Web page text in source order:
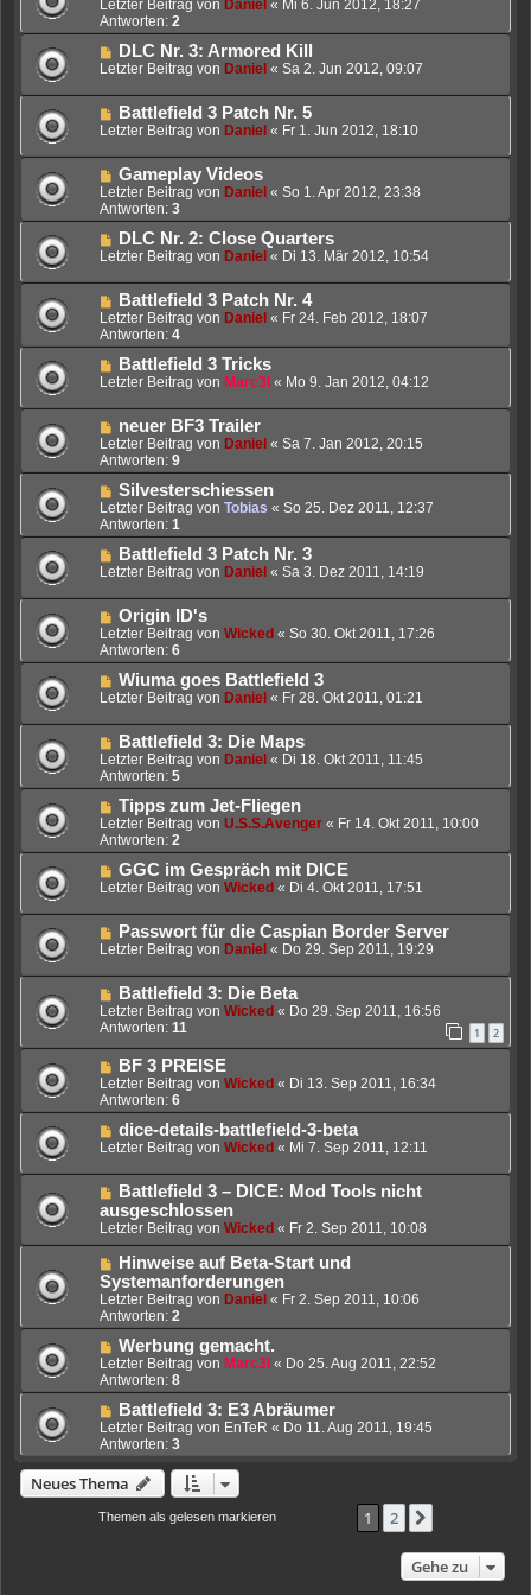
Letzter Beitrag von Daniel « Mi 6. Jun 2012, 18:27
Antworten: 2
DLC Nr. 3: Armored Kill
Letzter Beitrag von Daniel « Sa 2. Jun 2012, 09:07
Battlefield 3 Patch Nr. 5
Letzter Beitrag von Daniel « Fr 1. Jun 2012, 18:10
Gameplay Videos
Letzter Beitrag von Daniel « So 1. Apr 2012, 23:38
Antworten: 3
DLC Nr. 2: Close Quarters
Letzter Beitrag von Daniel « Di 13. Mär 2012, 10:54
Battlefield 3 Patch Nr. 4
Letzter Beitrag von Daniel « Fr 24. Feb 2012, 18:07
Antworten: 4
Battlefield 3 Tricks
Letzter Beitrag von Marc3l « Mo 9. Jan 2012, 04:12
neuer BF3 Trailer
Letzter Beitrag von Daniel « Sa 7. Jan 2012, 20:15
Antworten: 9
Silvesterschiessen
Letzter Beitrag von Tobias « So 25. Dez 2011, 12:37
Antworten: 1
Battlefield 3 Patch Nr. 3
Letzter Beitrag von Daniel « Sa 3. Dez 2011, 14:19
Origin ID's
Letzter Beitrag von Wicked « So 30. Okt 2011, 17:26
Antworten: 6
Wiuma goes Battlefield 3
Letzter Beitrag von Daniel « Fr 28. Okt 2011, 01:21
Battlefield 3: Die Maps
Letzter Beitrag von Daniel « Di 18. Okt 2011, 11:45
Antworten: 5
Tipps zum Jet-Fliegen
Letzter Beitrag von U.S.S.Avenger « Fr 14. Okt 2011, 10:00
Antworten: 2
GGC im Gespräch mit DICE
Letzter Beitrag von Wicked « Di 4. Okt 2011, 17:51
Passwort für die Caspian Border Server
Letzter Beitrag von Daniel « Do 29. Sep 2011, 19:29
Battlefield 3: Die Beta
Letzter Beitrag von Wicked « Do 29. Sep 2011, 16:56
Antworten: 11 1 2
BF 3 PREISE
Letzter Beitrag von Wicked « Di 13. Sep 2011, 16:34
Antworten: 6
dice-details-battlefield-3-beta
Letzter Beitrag von Wicked « Mi 7. Sep 2011, 12:11
Battlefield 3 – DICE: Mod Tools nicht
ausgeschlossen
Letzter Beitrag von Wicked « Fr 2. Sep 2011, 10:08
Hinweise auf Beta-Start und
Systemanforderungen
Letzter Beitrag von Daniel « Fr 2. Sep 2011, 10:06
Antworten: 2
Werbung gemacht.
Letzter Beitrag von Marc3l « Do 25. Aug 2011, 22:52
Antworten: 8
Battlefield 3: E3 Abräumer
Letzter Beitrag von EnTeR « Do 11. Aug 2011, 19:45
Antworten: 3
Neues Thema
Themen als gelesen markieren 1 2
Gehe zu